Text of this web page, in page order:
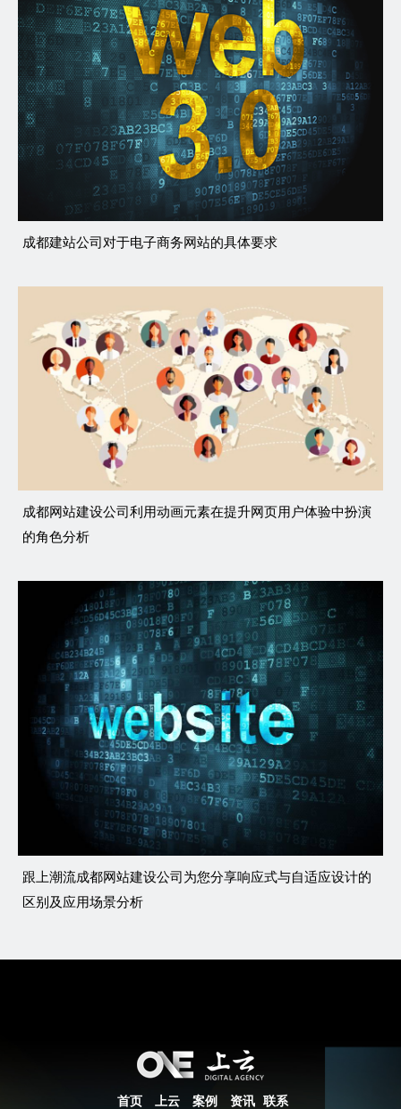
成都建站公司对于电子商务网站的具体要求
成都网站建设公司利用动画元素在提升网页用户体验中扮演
的角色分析
跟上潮流成都网站建设公司为您分享响应式与自适应设计的
区别及应用场景分析
首页 上云 案例 资讯 联系